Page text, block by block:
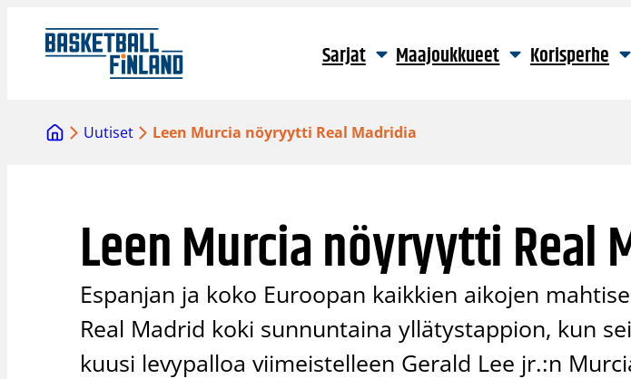
sisältöön
Sarjat Maajoukkueet Korisperhe
Uutiset Leen Murcia nöyryytti Real Madridia
Leen Murcia nöyryytti Real
Espanjan ja koko Euroopan kaikkien aikojen
Real Madrid koki sunnuntaina yllätystappion, kun
kuusi levypalloa viimeistelleen Gerald Lee jr.:n